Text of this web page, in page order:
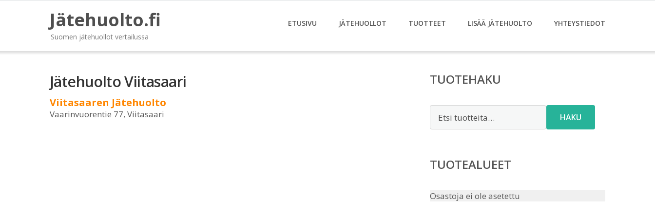
Jätehuolto.fi
Suomen jätehuollot vertailussa
ETUSIVU JÄTEHUOLLOT TUOTTEET LISÄÄ JÄTEHUOLTO YHTEYSTIEDOT
Jätehuolto Viitasaari
Viitasaaren Jätehuolto
Vaarinvuorentie 77, Viitasaari
TUOTEHAKU
HAKU
TUOTEALUEET
Osastoja ei ole asetettu